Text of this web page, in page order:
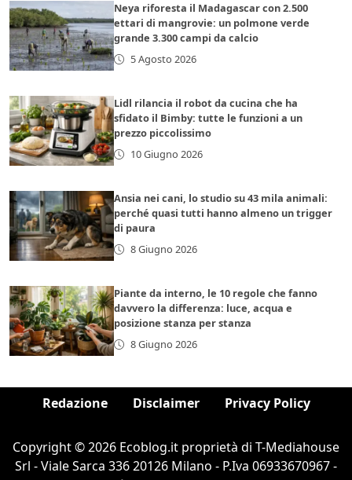
Neya riforesta il Madagascar con 2.500
ettari di mangrovie: un polmone verde
grande 3.300 campi da calcio
5 Agosto 2026
Lidl rilancia il robot da cucina che ha
sfidato il Bimby: tutte le funzioni a un
prezzo piccolissimo
10 Giugno 2026
Ansia nei cani, lo studio su 43 mila animali:
perché quasi tutti hanno almeno un trigger
di paura
8 Giugno 2026
Piante da interno, le 10 regole che fanno
davvero la differenza: luce, acqua e
posizione stanza per stanza
8 Giugno 2026
Redazione Disclaimer Privacy Policy
Copyright © 2026 Ecoblog.it proprietà di T-Mediahouse
Srl - Viale Sarca 336 20126 Milano - P.Iva 06933670967 -